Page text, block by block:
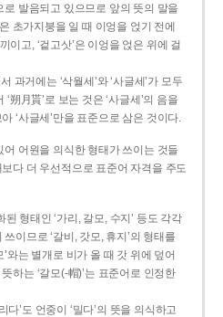
발음되고 있으므로 앞의 뜻의 말을
초가지붕을 일 때 이엉을 얹기 전에
이고, ‘겉고삿’은 이엉을 얹은 위에 걸
과거에는 ‘삭월세’와 ‘사글세’가 모두
朔月貰’로 보는 것은 ‘사글세’의 음을
‘사글세’만을 표준으로 삼은 것이다.
어원을 의식한 형태가 쓰이는 것들
다 더 우선적으로 표준어 자격을 주도
형태인 ‘가리, 갈모, 수지’ 등도 각각
이므로 ‘갈비, 갓모, 휴지’의 형태를
와는 별개로 비가 올 때 갓 위에 덮어
하는 ‘갈모(-帽)’는 표준어로 인정한
다’도 언중이 ‘밀다’의 뜻을 의식하고